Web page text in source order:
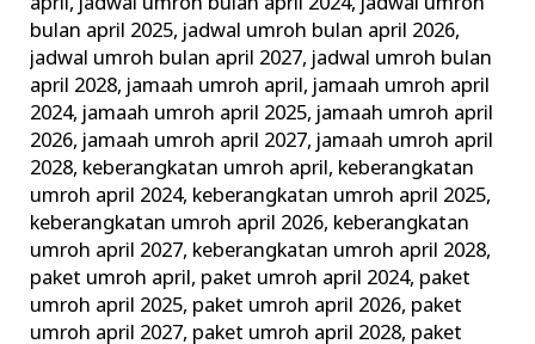
bulan april 2025, jadwal umroh bulan april 2026,
jadwal umroh bulan april 2027, jadwal umroh bulan
april 2028, jamaah umroh april, jamaah umroh april
2024, jamaah umroh april 2025, jamaah umroh april
2026, jamaah umroh april 2027, jamaah umroh april
2028, keberangkatan umroh april, keberangkatan
umroh april 2024, keberangkatan umroh april 2025,
keberangkatan umroh april 2026, keberangkatan
umroh april 2027, keberangkatan umroh april 2028,
paket umroh april, paket umroh april 2024, paket
umroh april 2025, paket umroh april 2026, paket
umroh april 2027, paket umroh april 2028, paket